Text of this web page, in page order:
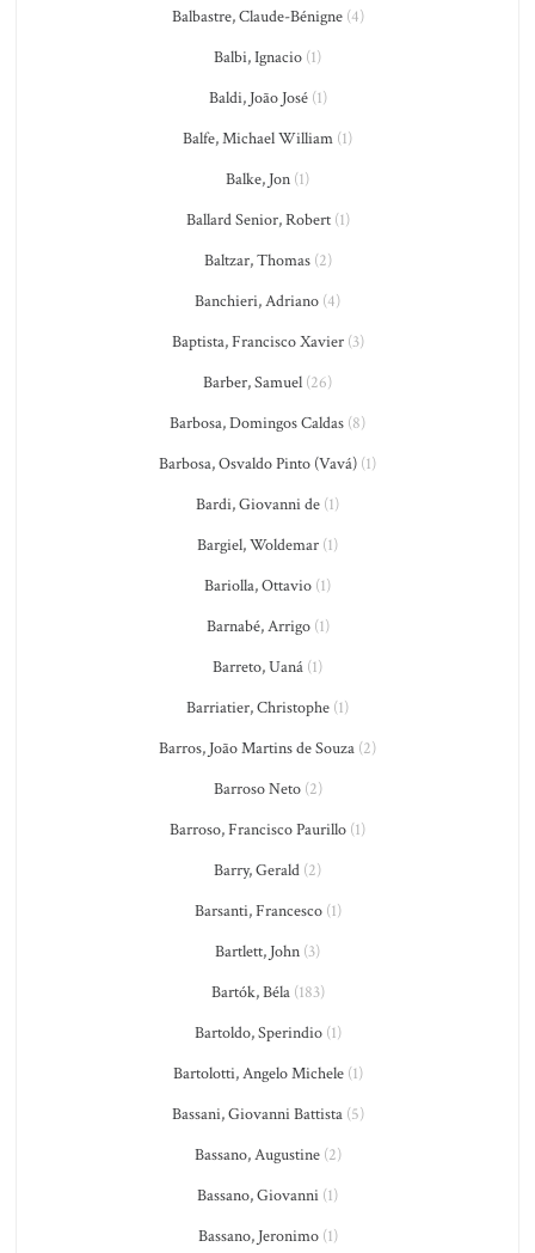
Balbastre, Claude-Bénigne(4)
Balbi, Ignacio (1)
Baldi, João José(1)
Balfe, Michael William (1)
Balke, Jon (1)
Ballard Senior, Robert(1)
Baltzar, Thomas(2)
Banchieri, Adriano (4)
Baptista, Francisco Xavier(3)
Barber, Samuel (26)
Barbosa, Domingos Caldas (8)
Barbosa, Osvaldo Pinto (Vavá) (1)
Bardi, Giovanni de (1)
Bargiel, Woldemar (1)
Bariolla, Ottavio (1)
Barnabé, Arrigo(1)
Barreto, Uaná (1)
Barriatier, Christophe (1)
Barros, João Martins de Souza (2)
Barroso Neto(2)
Barroso, Francisco Paurillo (1)
Barry, Gerald (2)
Barsanti, Francesco(1)
Bartlett, John (3)
Bartók, Béla(183)
Bartoldo, Sperindio(1)
Bartolotti, Angelo Michele(1)
Bassani, Giovanni Battista(5)
Bassano, Augustine(2)
Bassano, Giovanni (1)
Bassano, Jeronimo(1)